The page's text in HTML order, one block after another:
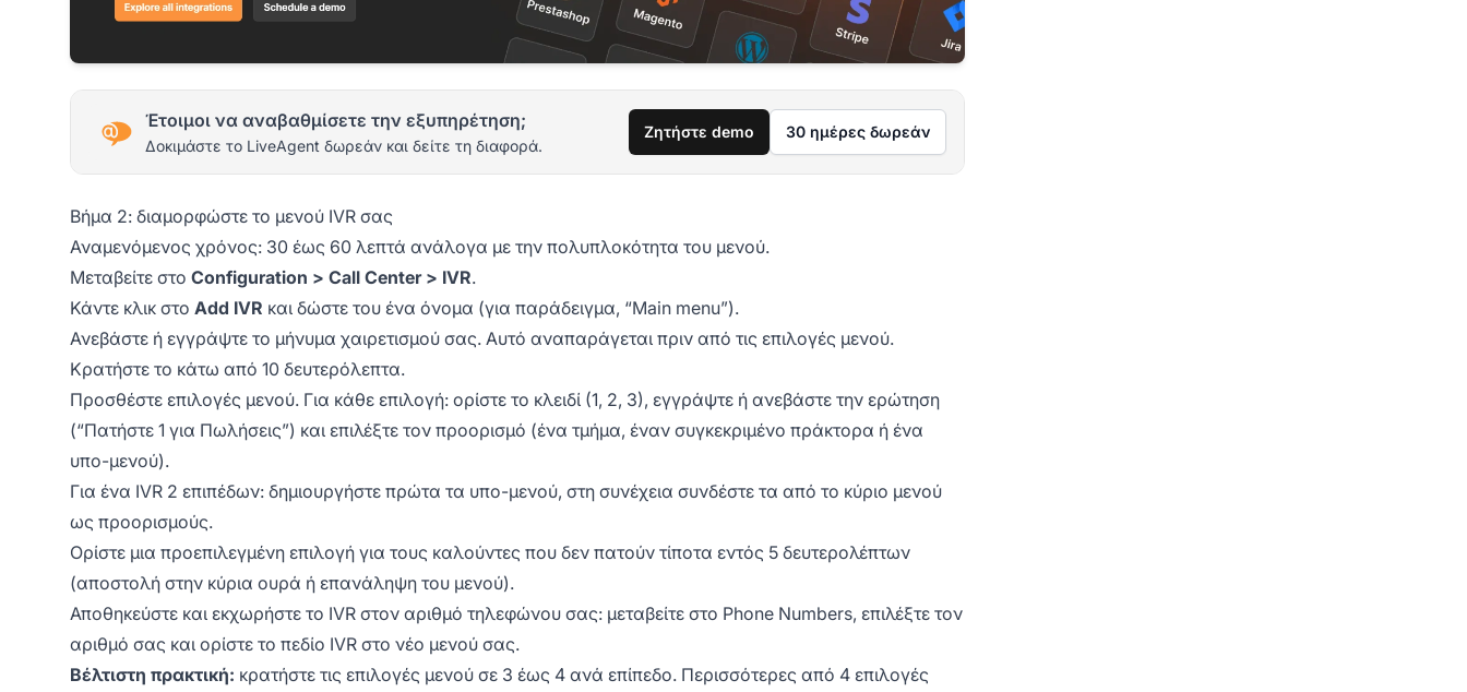
Έτοιμοι να αναβαθμίσετε την εξυπηρέτηση;
Δοκιμάστε το LiveAgent δωρεάν και δείτε τη διαφορά.
Ζητήστε demo 30 ημέρες δωρεάν
Βήμα 2: διαμορφώστε το μενού IVR σας
Αναμενόμενος χρόνος: 30 έως 60 λεπτά ανάλογα με την πολυπλοκότητα του μενού.
Μεταβείτε στο Configuration > Call Center > IVR.
Κάντε κλικ στο Add IVR και δώστε του ένα όνομα (για παράδειγμα, “Main menu”).
Ανεβάστε ή εγγράψτε το μήνυμα χαιρετισμού σας. Αυτό αναπαράγεται πριν από τις επιλογές μενού.
Κρατήστε το κάτω από 10 δευτερόλεπτα.
Προσθέστε επιλογές μενού. Για κάθε επιλογή: ορίστε το κλειδί (1, 2, 3), εγγράψτε ή ανεβάστε την ερώτηση
(“Πατήστε 1 για Πωλήσεις”) και επιλέξτε τον προορισμό (ένα τμήμα, έναν συγκεκριμένο πράκτορα ή ένα
υπο-μενού).
Για ένα IVR 2 επιπέδων: δημιουργήστε πρώτα τα υπο-μενού, στη συνέχεια συνδέστε τα από το κύριο μενού
ως προορισμούς.
Ορίστε μια προεπιλεγμένη επιλογή για τους καλούντες που δεν πατούν τίποτα εντός 5 δευτερολέπτων
(αποστολή στην κύρια ουρά ή επανάληψη του μενού).
Αποθηκεύστε και εκχωρήστε το IVR στον αριθμό τηλεφώνου σας: μεταβείτε στο Phone Numbers, επιλέξτε τον
αριθμό σας και ορίστε το πεδίο IVR στο νέο μενού σας.
Βέλτιστη πρακτική: κρατήστε τις επιλογές μενού σε 3 έως 4 ανά επίπεδο. Περισσότερες από 4 επιλογές